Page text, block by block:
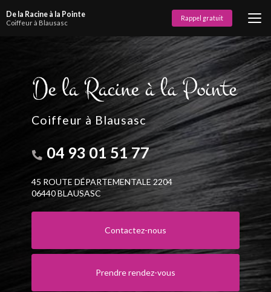
au
contenu
De la Racine à la Pointe
Coiffeur à Blausasc
Rappel gratuit
Coiffeur à Blausasc
04 93 01 51 77
45 ROUTE DÉPARTEMENTALE 2204
06440 BLAUSASC
Contactez-nous
Prendre rendez-vous